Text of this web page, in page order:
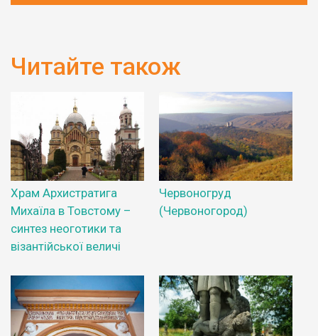
Читайте також
Храм Архистратига
Михаїла в Товстому –
синтез неоготики та
візантійської величі
Червоногруд
(Червоногород)